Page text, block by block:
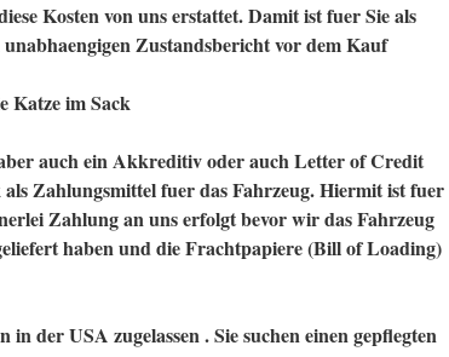
Kosten von uns erstattet. Damit ist fuer Sie als
Zustandsbericht vor dem Kauf
Katze im Sack
auch ein Akkreditiv oder auch Letter of Credit
Zahlungsmittel fuer das Fahrzeug. Hiermit ist fuer
Zahlung an uns erfolgt bevor wir das Fahrzeug
haben und die Frachtpapiere (Bill of Loading)
der USA zugelassen . Sie suchen einen gepflegten